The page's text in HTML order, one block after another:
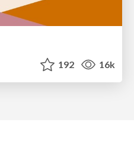
192 16k